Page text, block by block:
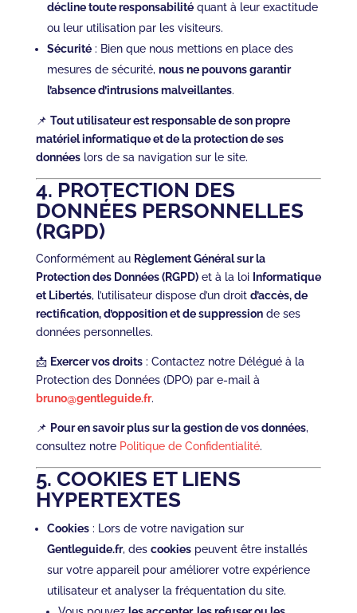
décline toute responsabilitéquant à leur exactitude
ou leur utilisation par les visiteurs.
Sécurité: Bien que nous mettions en place des
mesures de sécurité, nous ne pouvons garantir
l’absence d’intrusions malveillantes.
📌 Tout utilisateur est responsable de son propre
matériel informatique et de la protection de ses
donnéeslors de sa navigation sur le site.
4. PROTECTION DES
DONNÉES PERSONNELLES
(RGPD)
Conformément au Règlement Général sur la
Protection des Données (RGPD)et à la loi Informatique
et Libertés, l’utilisateur dispose d’un droit d’accès, de
rectification, d’opposition et de suppressionde ses
données personnelles.
📩 Exercer vos droits: Contactez notre Délégué à la
Protection des Données (DPO) par e-mail à
bruno@gentleguide.fr.
📌 Pour en savoir plus sur la gestion de vos données,
consultez notre Politique de Confidentialité.
5. COOKIES ET LIENS
HYPERTEXTES
Cookies: Lors de votre navigation sur
Gentleguide.fr, des cookiespeuvent être installés
sur votre appareil pour améliorer votre expérience
utilisateur et analyser la fréquentation du site.